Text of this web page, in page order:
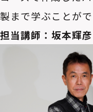
製まで学ぶことがで
担当講師：坂本輝彦